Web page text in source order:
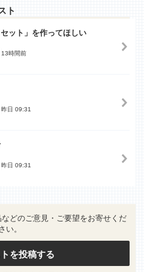
ト
ット」を作ってほしい
13時間前
昨日 09:31
昨日 09:31
どのご意見・ご要望をお寄せくだ
い。
を投稿する